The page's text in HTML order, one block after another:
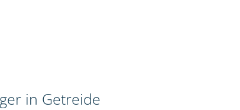
in Getreide